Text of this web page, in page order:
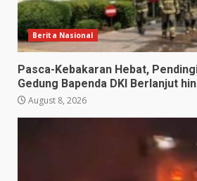
Berita Nasional
Pasca-Kebakaran Hebat,
Gedung Bapenda DKI Berlanjut
August 8, 2026